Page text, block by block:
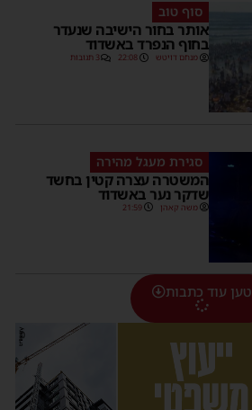
סוף טוב
אותר בחור הישיבה שנעדר
בחוף הנפרד באשדוד
מנחם דויטש 22:08 3 תגובות
סגירת מעגל מהירה
המשטרה עצרה קטין בחשד
שדקר נער באשדוד
משה קאהן 21:59
טען עוד כתבות